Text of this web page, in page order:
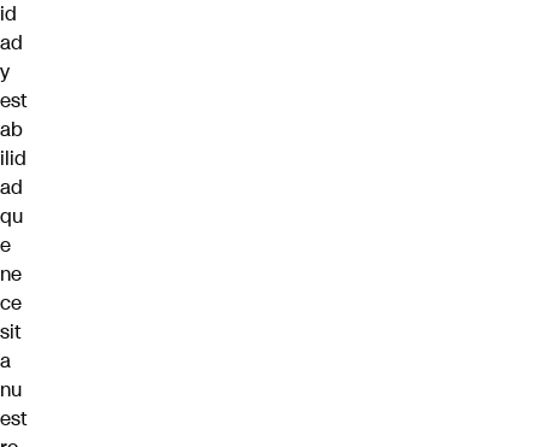
id
ad
y
est
ab
ilid
ad
qu
e
ne
ce
sit
a
nu
est